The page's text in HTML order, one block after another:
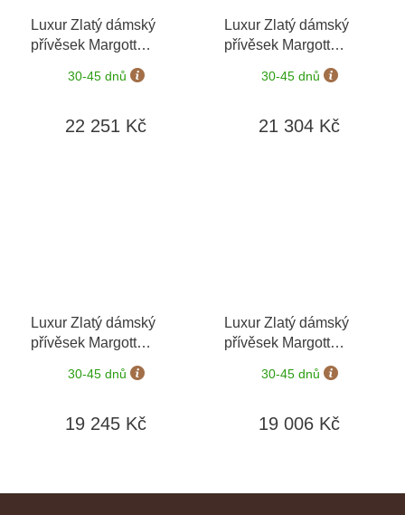
Luxur Zlatý dámský
přívěsek Margott
30-45 dnů
22 251 Kč
Luxur Zlatý dámský
přívěsek Margott
30-45 dnů
21 304 Kč
Luxur Zlatý dámský
přívěsek Margott
30-45 dnů
19 245 Kč
Luxur Zlatý dámský
přívěsek Margott
30-45 dnů
19 006 Kč
Z